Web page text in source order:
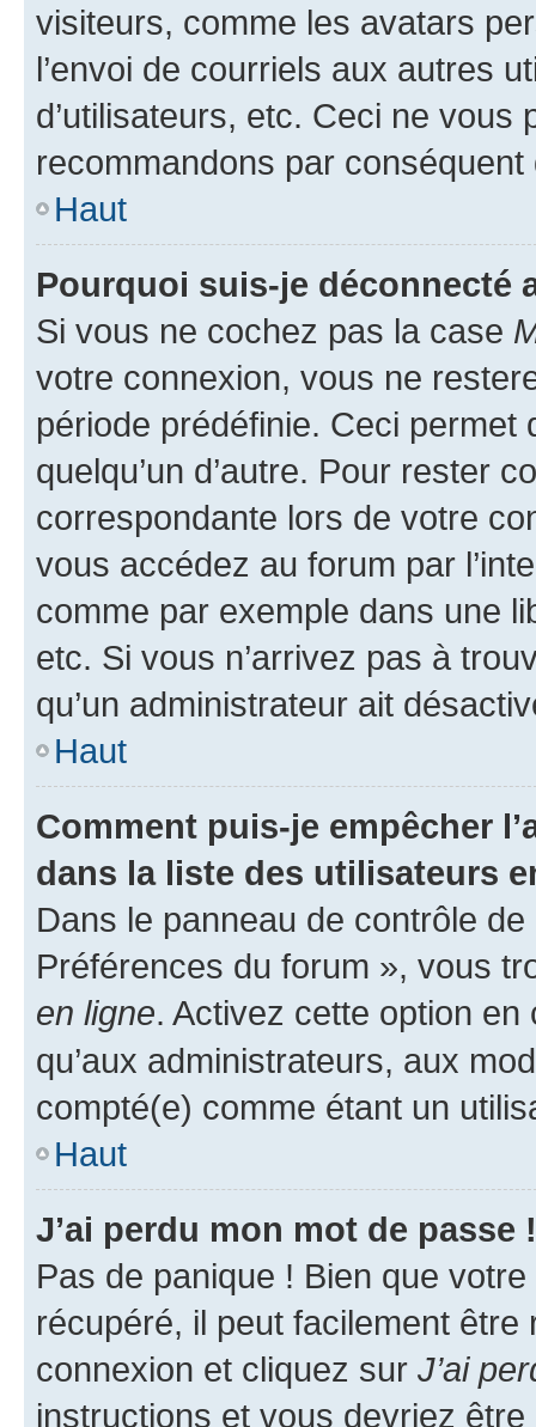
visiteurs, comme les avatars
l’envoi de courriels aux autres
d’utilisateurs, etc. Ceci ne vous
recommandons par conséquent
Haut
Pourquoi suis-je déconnecté
Si vous ne cochez pas la case
votre connexion, vous ne
période prédéfinie. Ceci permet
quelqu’un d’autre. Pour rester
correspondante lors de votre
vous accédez au forum par
comme par exemple dans une
etc. Si vous n’arrivez pas à
qu’un administrateur ait
Haut
Comment puis-je empêcher
dans la liste des utilisateurs
Dans le panneau de contrôle
Préférences du forum », vous
en ligne. Activez cette option
qu’aux administrateurs, aux
compté(e) comme étant un
Haut
J’ai perdu mon mot de passe !
Pas de panique ! Bien que
récupéré, il peut facilement
connexion et cliquez sur J’ai
instructions et vous devriez